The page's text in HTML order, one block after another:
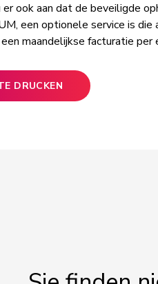
er ook aan dat de beveiligde
een optionele service is
maandelijkse facturatie
DRUCKEN